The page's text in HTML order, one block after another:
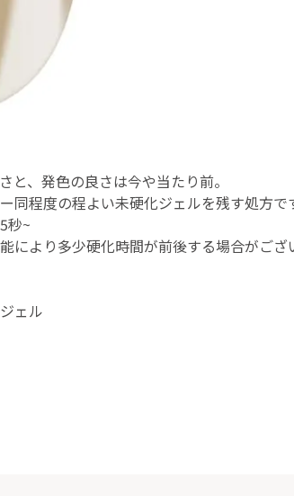
と、発色の良さは今や当たり前。
同程度の程よい未硬化ジェルを残す処方で
秒~
により多少硬化時間が前後する場合がござ
ェル